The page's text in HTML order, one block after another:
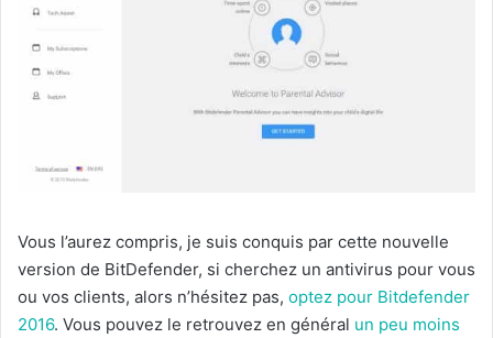
Vous l’aurez compris, je suis conquis par cette nouvelle
version de BitDefender, si cherchez un antivirus pour vous
ou vos clients, alors n’hésitez pas, optez pour Bitdefender
2016. Vous pouvez le retrouvez en général un peu moins